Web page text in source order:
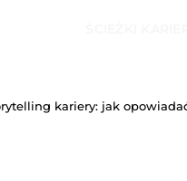
kariery: jak